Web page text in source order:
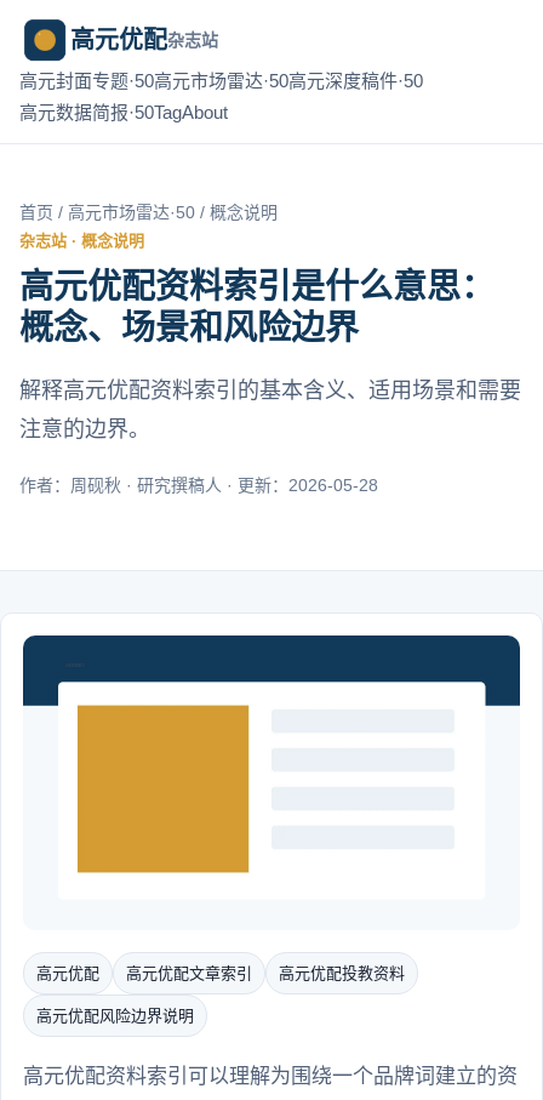
高元优配杂志站
高元封面专题·50高元市场雷达·50高元深度稿件·50
高元数据简报·50TagAbout
首页 / 高元市场雷达·50 / 概念说明
杂志站 · 概念说明
高元优配资料索引是什么意思：
概念、场景和风险边界
解释高元优配资料索引的基本含义、适用场景和需要
注意的边界。
作者：周砚秋 · 研究撰稿人 · 更新：2026-05-28
高元优配 高元优配文章索引 高元优配投教资料
高元优配风险边界说明
高元优配资料索引可以理解为围绕一个品牌词建立的资